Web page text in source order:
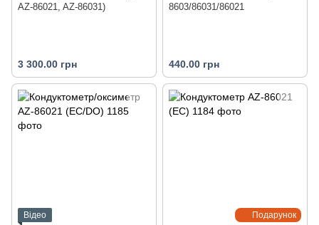
AZ-86021, AZ-86031)
3 300.00 грн
8603/86031/86021
440.00 грн
Відео Подарунок